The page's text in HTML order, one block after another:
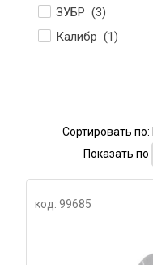
ЗУБР (3)
Калибр (1)
Сортировать по:
Показать по
код: 99685